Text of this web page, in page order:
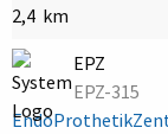
2,4 km
EPZ
EPZ-315